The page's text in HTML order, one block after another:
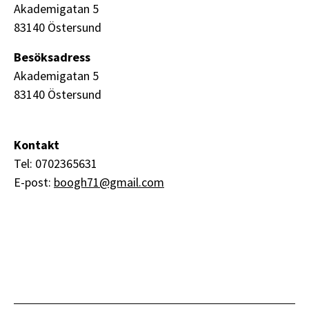
Akademigatan 5
83140 Östersund
Besöksadress
Akademigatan 5
83140 Östersund
Kontakt
Tel: 0702365631
E-post: boogh71@gmail.com